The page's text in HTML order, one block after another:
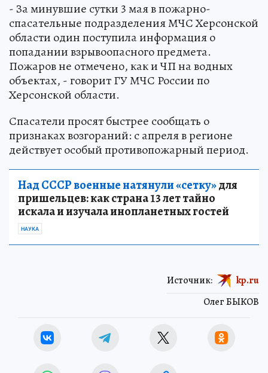
- За минувшие сутки 3 мая в пожарно-
спасательные подразделения МЧС Херсонской
области один поступила информация о
попадании взрывоопасного предмета.
Пожаров не отмечено, как и ЧП на водных
объектах, - говорит ГУ МЧС России по
Херсонской области.
Спасатели просят быстрее сообщать о
признаках возгораний: с апреля в регионе
действует особый противопожарный период.
Над СССР военные натянули «сетку»для
пришельцев: как страна 13 лет тайно
искала и изучала инопланетных гостей
НАУКА
Олег БЫКОВ
Источник: kp.ru